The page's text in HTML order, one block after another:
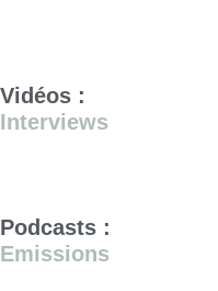
Vidéos :
Interviews
Podcasts :
Emissions